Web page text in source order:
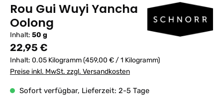
Rou Gui Wuyi Yancha
Oolong
Inhalt: 50 g
Regulärer Preis:
22,95 €
Inhalt: 0.05 Kilogramm(459,00 € / 1 Kilogramm)
Preise inkl. MwSt. zzgl. Versandkosten
Sofort verfügbar, Lieferzeit: 2-5 Tage